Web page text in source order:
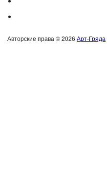
Авторские права © 2026 Арт-Гряда